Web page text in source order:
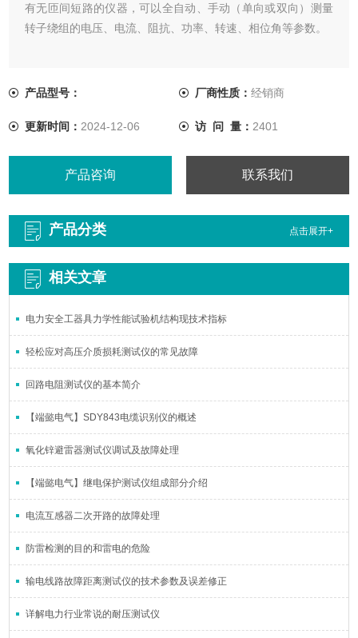
有无匝间短路的仪器，可以全自动、手动（单向或双向）测量
转子绕组的电压、电流、阻抗、功率、转速、相位角等参数。
产品型号： 厂商性质： 经销商
更新时间： 2024-12-06 访 问 量： 2401
产品咨询 联系我们
产品分类 点击展开+
相关文章
电力安全工器具力学性能试验机结构现技术指标
轻松应对高压介质损耗测试仪的常见故障
回路电阻测试仪的基本简介
【端懿电气】SDY843电缆识别仪的概述
氧化锌避雷器测试仪调试及故障处理
【端懿电气】继电保护测试仪组成部分介绍
电流互感器二次开路的故障处理
防雷检测的目的和雷电的危险
输电线路故障距离测试仪的技术参数及误差修正
详解电力行业常说的耐压测试仪